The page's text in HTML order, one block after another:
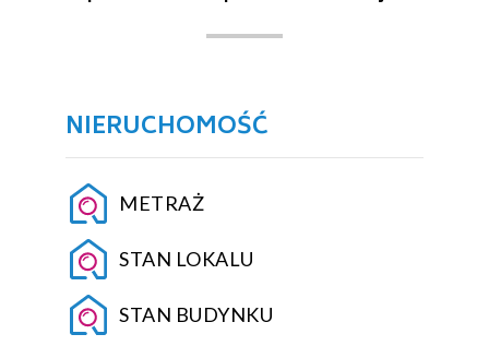
NIERUCHOMOŚĆ
METRAŻ
STAN LOKALU
STAN BUDYNKU